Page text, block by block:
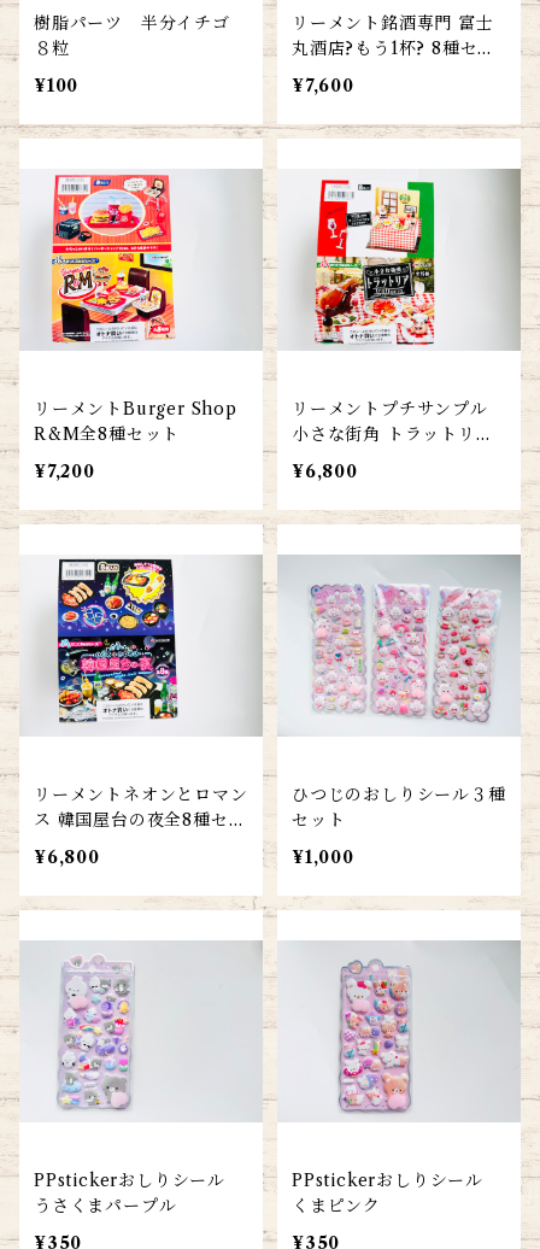
樹脂パーツ 半分イチゴ
８粒
¥100
リーメント銘酒専門 富士
丸酒店?もう1杯? 8種セッ
ト
¥7,600
リーメントBurger Shop
R&M全8種セット
¥7,200
リーメントプチサンプル
小さな街角 トラットリア8
種セット
¥6,800
リーメントネオンとロマン
ス 韓国屋台の夜全8種セッ
ト
¥6,800
ひつじのおしりシール３種
セット
¥1,000
PPstickerおしりシール
うさくまパープル
¥350
PPstickerおしりシール
くまピンク
¥350